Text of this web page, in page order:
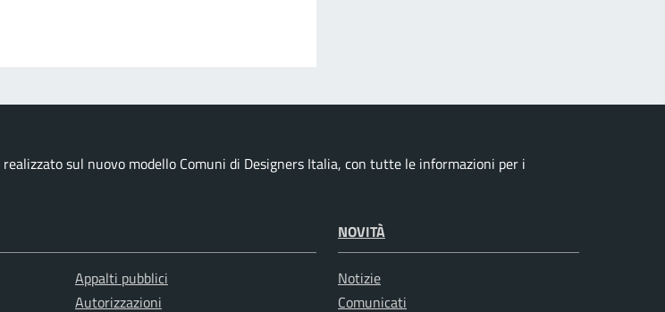
sul nuovo modello Comuni di Designers Italia, con tutte le informazioni per i
Appalti pubblici
Autorizzazioni
NOVITÀ
Notizie
Comunicati